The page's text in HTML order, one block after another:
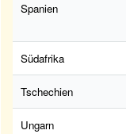
Spanien
Südafrika
Tschechien
Ungarn